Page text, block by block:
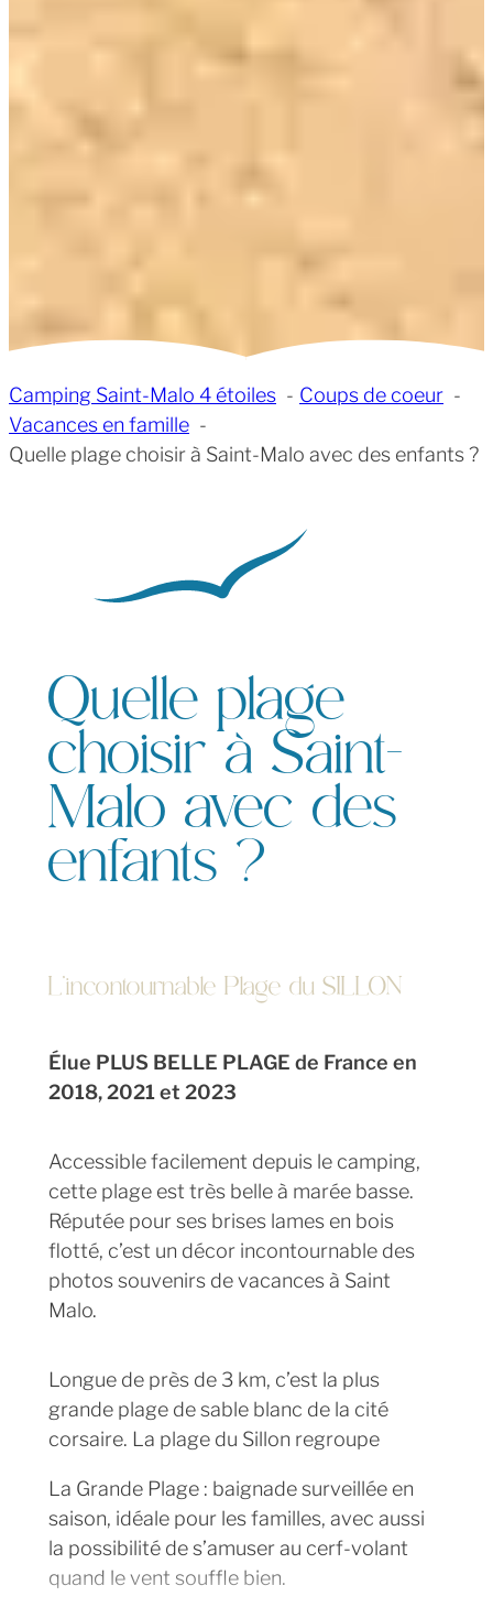
Camping Saint-Malo 4 étoiles
Coups de coeur
Vacances en famille
Quelle plage choisir à Saint-Malo avec des enfants ?
Quelle plage
choisir à Saint-
Malo avec des
enfants ?
L’incontournable Plage du SILLON
Élue PLUS BELLE PLAGE de France en
2018, 2021 et 2023
Accessible facilement depuis le camping,
cette plage est très belle à marée basse.
Réputée pour ses brises lames en bois
flotté, c’est un décor incontournable des
photos souvenirs de vacances à Saint
Malo.
Longue de près de 3 km, c’est la plus
grande plage de sable blanc de la cité
corsaire. La plage du Sillon regroupe
La Grande Plage : baignade surveillée en
saison, idéale pour les familles, avec aussi
la possibilité de s’amuser au cerf-volant
quand le vent souffle bien.